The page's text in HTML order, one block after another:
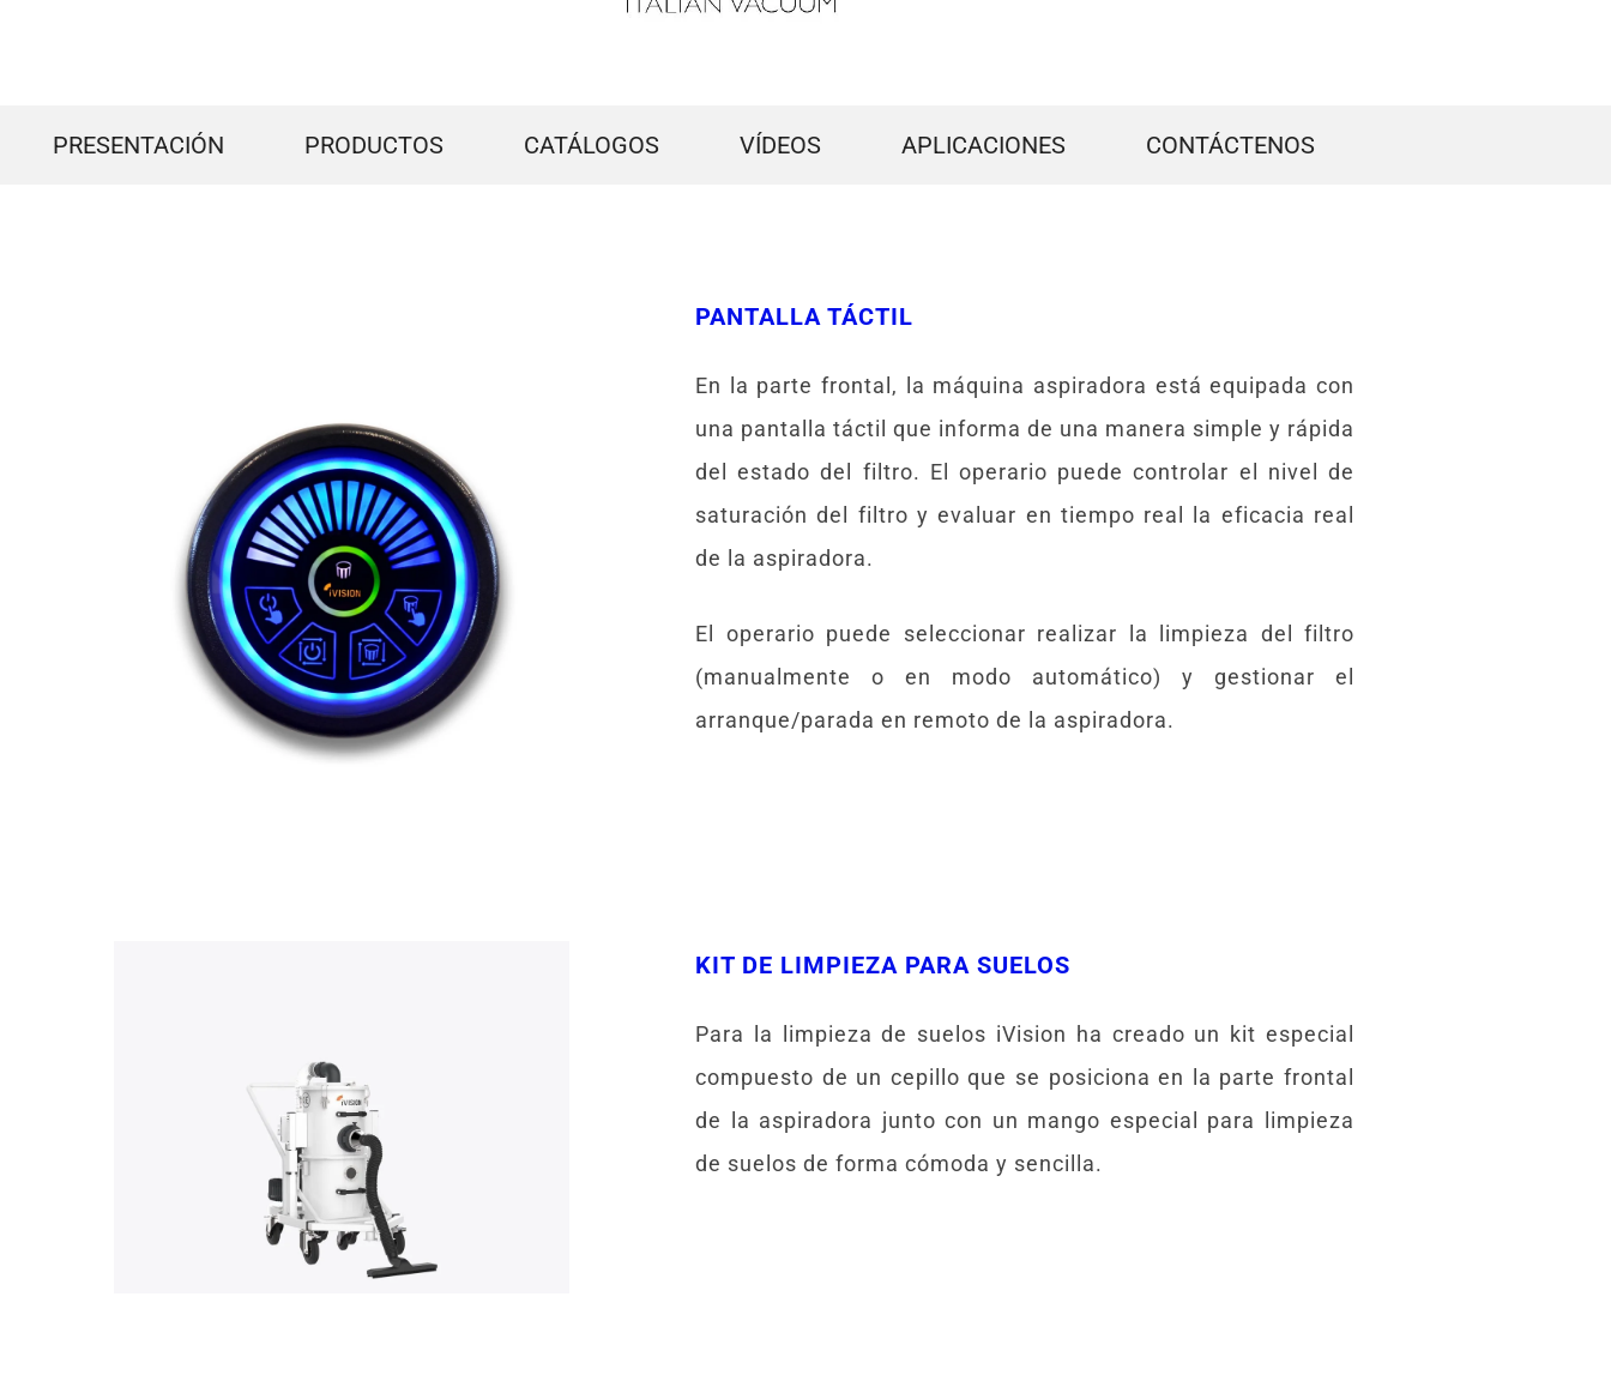
PRESENTACIÓN PRODUCTOS CATÁLOGOS VÍDEOS APLICACIONES CONTÁCTENOS
PANTALLA TÁCTIL
En la parte frontal, la máquina aspiradora está equipada con
una pantalla táctil que informa de una manera simple y rápida
del estado del filtro. El operario puede controlar el nivel de
saturación del filtro y evaluar en tiempo real la eficacia real
de la aspiradora.
El operario puede seleccionar realizar la limpieza del filtro
(manualmente o en modo automático) y gestionar el
arranque/parada en remoto de la aspiradora.
KIT DE LIMPIEZA PARA SUELOS
Para la limpieza de suelos iVision ha creado un kit especial
compuesto de un cepillo que se posiciona en la parte frontal
de la aspiradora junto con un mango especial para limpieza
de suelos de forma cómoda y sencilla.